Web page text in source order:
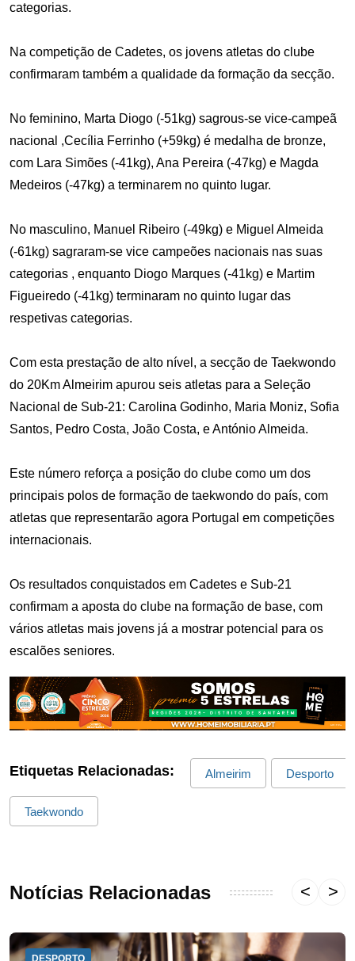
categorias.
Na competição de Cadetes, os jovens atletas do clube
confirmaram também a qualidade da formação da secção.
No feminino, Marta Diogo (-51kg) sagrous-se vice-campeã
nacional ,Cecília Ferrinho (+59kg) é medalha de bronze,
com Lara Simões (-41kg), Ana Pereira (-47kg) e Magda
Medeiros (-47kg) a terminarem no quinto lugar.
No masculino, Manuel Ribeiro (-49kg) e Miguel Almeida
(-61kg) sagraram-se vice campeões nacionais nas suas
categorias , enquanto Diogo Marques (-41kg) e Martim
Figueiredo (-41kg) terminaram no quinto lugar das
respetivas categorias.
Com esta prestação de alto nível, a secção de Taekwondo
do 20Km Almeirim apurou seis atletas para a Seleção
Nacional de Sub-21: Carolina Godinho, Maria Moniz, Sofia
Santos, Pedro Costa, João Costa, e António Almeida.
Este número reforça a posição do clube como um dos
principais polos de formação de taekwondo do país, com
atletas que representarão agora Portugal em competições
internacionais.
Os resultados conquistados em Cadetes e Sub-21
confirmam a aposta do clube na formação de base, com
vários atletas mais jovens já a mostrar potencial para os
escalões seniores.
Etiquetas Relacionadas: Almeirim Desporto
Taekwondo
Notícias Relacionadas